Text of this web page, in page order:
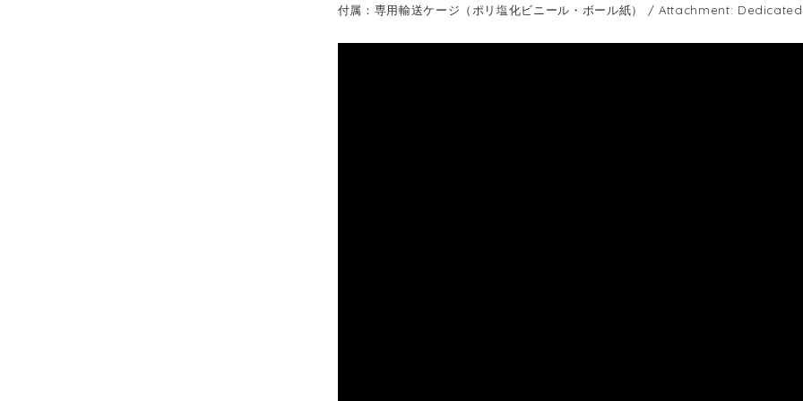
付属：専用輸送ケージ（ポリ塩化ビニール・ボール紙） / Attachment: